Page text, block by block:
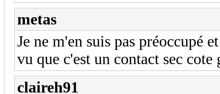
metas
Je ne m'en suis pas préoccupé
vu que c'est un contact sec cote
claireh91